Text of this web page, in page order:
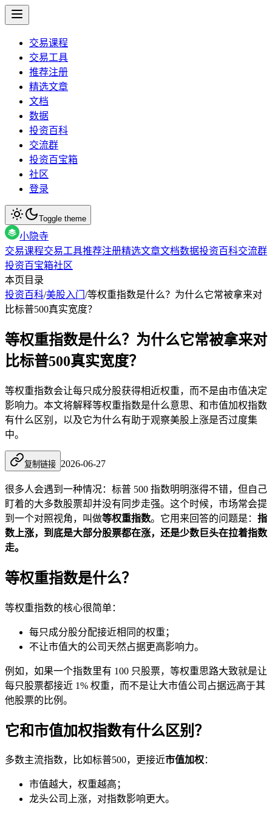
交易课程
交易工具
推荐注册
精选文章
文档
数据
投资百科
交流群
投资百宝箱
社区
登录
Toggle theme
小隐寺
交易课程交易工具推荐注册精选文章文档数据投资百科交流群
投资百宝箱社区
本页目录
投资百科/美股入门 /等权重指数是什么？为什么它常被拿来对
比标普500真实宽度？
等权重指数是什么？为什么它常被拿来对
比标普500真实宽度？
等权重指数会让每只成分股获得相近权重，而不是由市值决定
影响力。本文将解释等权重指数是什么意思、和市值加权指数
有什么区别，以及它为什么有助于观察美股上涨是否过度集
中。
复制链接 2026-06-27
很多人会遇到一种情况：标普 500 指数明明涨得不错，但自己
盯着的大多数股票却并没有同步走强。这个时候，市场常会提
到一个对照视角，叫做等权重指数。它用来回答的问题是： 指
数上涨，到底是大部分股票都在涨，还是少数巨头在拉着指数
走。
等权重指数是什么？
等权重指数的核心很简单：
每只成分股分配接近相同的权重；
不让市值大的公司天然占据更高影响力。
例如，如果一个指数里有 100 只股票，等权重思路大致就是让
每只股票都接近 1% 权重，而不是让大市值公司占据远高于其
他股票的比例。
它和市值加权指数有什么区别？
多数主流指数，比如标普500，更接近市值加权：
市值越大，权重越高；
龙头公司上涨，对指数影响更大。